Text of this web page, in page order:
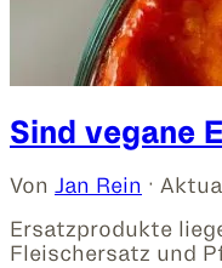
Sind vegane
Von Jan Rein ·
Ersatzprodukte
Fleischersatz und